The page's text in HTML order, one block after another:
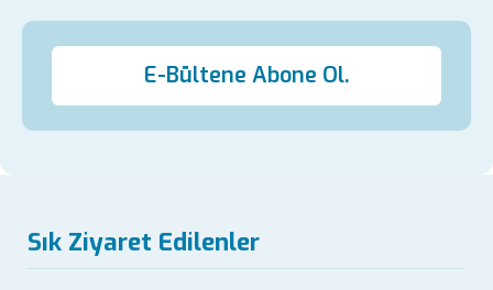
E-Bültene Abone Ol.
Sık Ziyaret Edilenler